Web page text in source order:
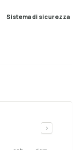
Sistema di sicurezza
>